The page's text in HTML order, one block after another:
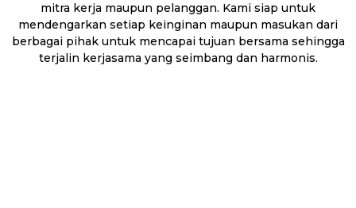
mitra kerja maupun pelanggan. Kami siap untuk
mendengarkan setiap keinginan maupun masukan dari
berbagai pihak untuk mencapai tujuan bersama sehingga
terjalin kerjasama yang seimbang dan harmonis.